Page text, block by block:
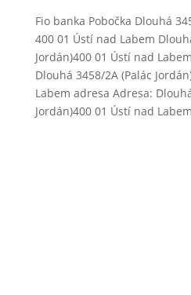
Fio banka Pobočka Dlouhá
400 01 Ústí nad Labem
Jordán)400 01 Ústí nad
Dlouhá 3458/2A (Palác
Labem adresa Adresa:
Jordán)400 01 Ústí nad